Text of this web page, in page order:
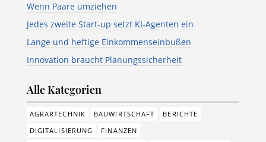
Wenn Paare umziehen
Jedes zweite Start-up setzt KI-Agenten ein
Lange und heftige Einkommenseinbußen
Innovation braucht Planungssicherheit
Alle Kategorien
AGRARTECHNIK BAUWIRTSCHAFT
BERICHTE
DIGITALISIERUNG
FINANZEN